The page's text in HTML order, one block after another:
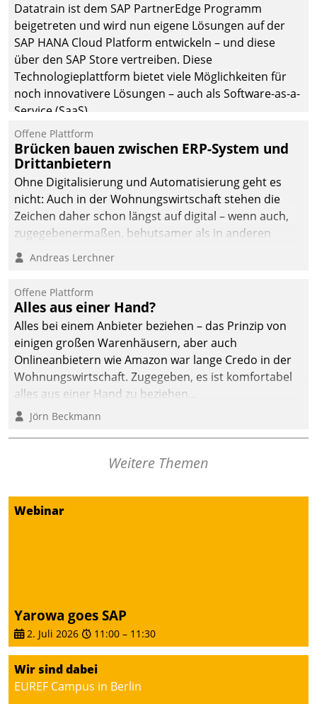
Datatrain ist dem SAP PartnerEdge Programm
beigetreten und wird nun eigene Lösungen auf der
SAP HANA Cloud Platform entwickeln – und diese
über den SAP Store vertreiben. Diese
Technologieplattform bietet viele Möglichkeiten für
noch innovativere Lösungen – auch als Software-as-a-
Service (SaaS).
Offene Plattform
Brücken bauen zwischen ERP-System und
Drittanbietern
Ohne Digitalisierung und Automatisierung geht es
nicht: Auch in der Wohnungswirtschaft stehen die
Zeichen daher schon längst auf digital – wenn auch,
zugegebenermaßen, behutsamer als in anderen
Branchen.
Andreas Lerchner
Offene Plattform
Alles aus einer Hand?
Alles bei einem Anbieter beziehen – das Prinzip von
einigen großen Warenhäusern, aber auch
Onlineanbietern wie Amazon war lange Credo in der
Wohnungswirtschaft. Zugegeben, es ist komfortabel
alles aus einer Hand zu beziehen...
Jörn Beckmann
Weitere Themen
Webinar
Yarowa goes SAP
2. Juli 2026 11:00 – 11:30
Wir sind dabei
EUREF Campus in Berlin